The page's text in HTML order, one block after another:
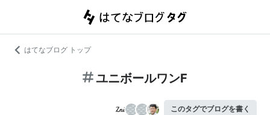
はてなブログ トップ
ユニボールワンF
このタグでブログを書く